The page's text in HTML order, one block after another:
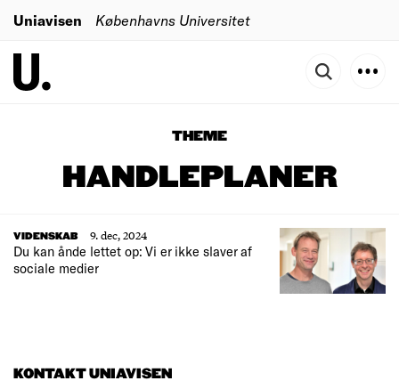
Uniavisen Københavns Universitet
THEME
HANDLEPLANER
VIDENSKAB
9. dec, 2024
Du kan ånde lettet op: Vi er ikke slaver af
sociale medier
KONTAKT UNIAVISEN